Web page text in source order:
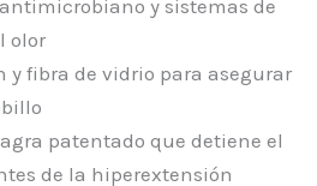
y sistemas de
olor
y fibra de vidrio para asegurar
patentado que detiene el
de la hiperextensión